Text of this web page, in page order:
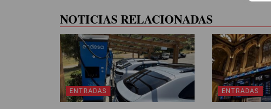
NOTICIAS RELACIONADAS
ENTRADAS ENTRADAS